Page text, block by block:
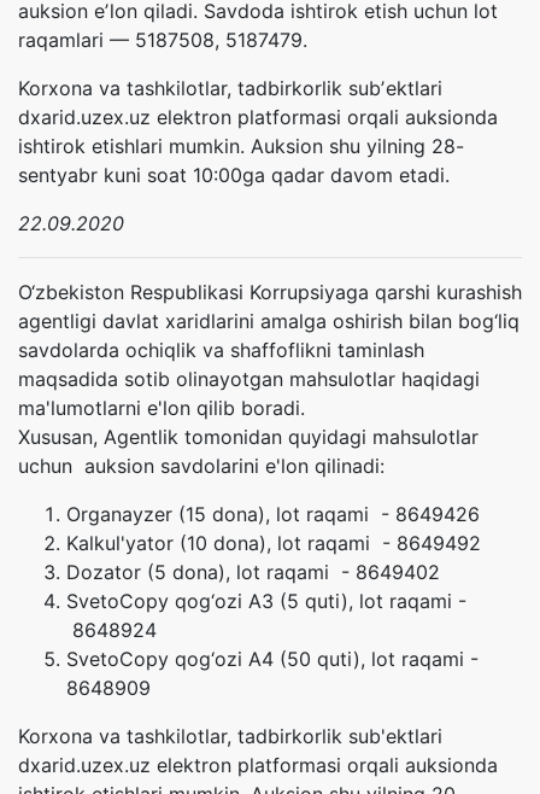
auksion eʼlon qiladi. Savdoda ishtirok etish uchun lot
raqamlari — 5187508, 5187479.
Korxona va tashkilotlar, tadbirkorlik subʼektlari
dxarid.uzex.uz elektron platformasi orqali auksionda
ishtirok etishlari mumkin. Аuksion shu yilning 28-
sentyabr kuni soat 10:00ga qadar davom etadi.
22.09.2020
O‘zbekiston Respublikasi Korrupsiyaga qarshi kurashish
agentligi davlat xaridlarini amalga oshirish bilan bog‘liq
savdolarda ochiqlik va shaffoflikni taminlash
maqsadida sotib olinayotgan mahsulotlar haqidagi
ma'lumotlarni e'lon qilib boradi.
Xususan, Agentlik tomonidan quyidagi mahsulotlar
uchun auksion savdolarini e'lon qilinadi:
Organayzer (15 dona), lot raqami - 8649426
Kalkul'yator (10 dona), lot raqami - 8649492
Dozator (5 dona), lot raqami - 8649402
SvetoCopy qog‘ozi A3 (5 quti), lot raqami -
8648924
SvetoCopy qog‘ozi A4 (50 quti), lot raqami -
8648909
Korxona va tashkilotlar, tadbirkorlik sub'ektlari
dxarid.uzex.uz elektron platformasi orqali auksionda